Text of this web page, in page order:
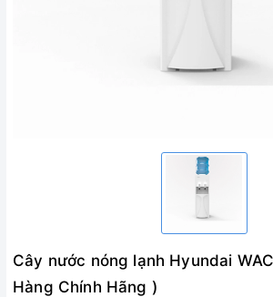
Cây nước nóng lạnh Hyundai
Hàng Chính Hãng )